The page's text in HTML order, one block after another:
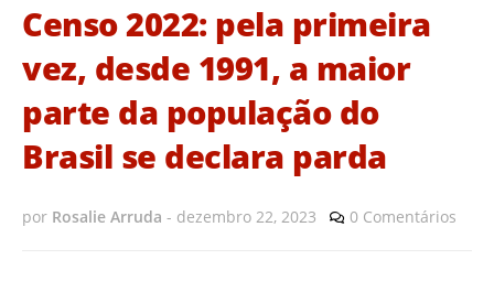
Censo 2022: pela primeira
vez, desde 1991, a maior
parte da população do
Brasil se declara parda
por Rosalie Arruda - dezembro 22, 2023 0 Comentários